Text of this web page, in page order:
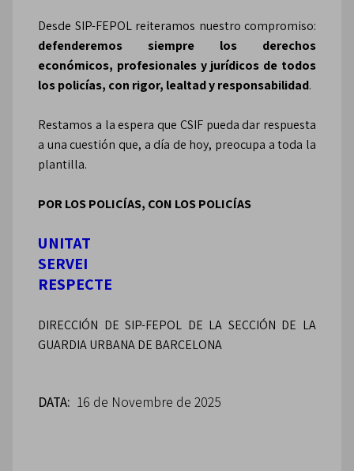
Desde SIP-FEPOL reiteramos nuestro compromiso:
defenderemos siempre los derechos
económicos, profesionales y jurídicos de todos
los policías, con rigor, lealtad y responsabilidad.
Restamos a la espera que CSIF pueda dar respuesta
a una cuestión que, a día de hoy, preocupa a toda la
plantilla.
POR LOS POLICÍAS, CON LOS POLICÍAS
UNITAT
SERVEI
RESPECTE
DIRECCIÓN DE SIP-FEPOL DE LA SECCIÓN DE LA
GUARDIA URBANA DE BARCELONA
DATA: 16 de Novembre de 2025